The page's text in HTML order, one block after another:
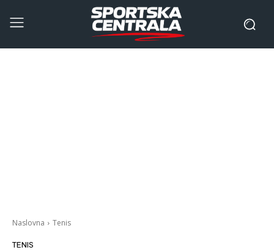
Naslovna Tenis
TENIS